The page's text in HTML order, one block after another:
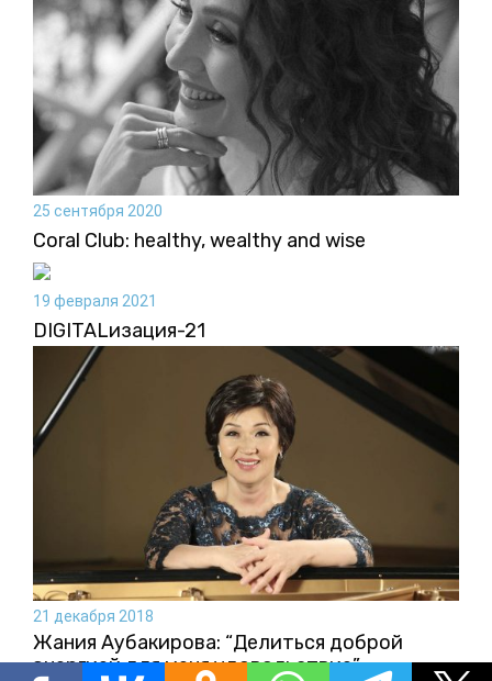
25 сентября 2020
Coral Club: healthy, wealthy and wise
19 февраля 2021
DIGITALизация-21
21 декабря 2018
Жания Аубакирова: “Делиться доброй
энергией для меня удовольствие”.